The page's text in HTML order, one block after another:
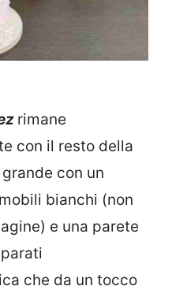
rimane
con il resto della
con un
bianchi (non
e una parete
che da un tocco